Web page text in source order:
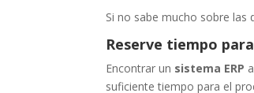
Si no sabe mucho sobre las
Reserve tiempo
Encontrar un sistema ERP
suficiente tiempo para el